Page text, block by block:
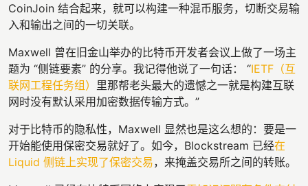
CoinJoin 结合起来，就可以构建一种混币服务，切断交易输
入和输出之间的一切关联。
Maxwell 曾在旧金山举办的比特币开发者会议上做了一场主
题为 “侧链要素” 的分享。我记得他说了一句话： “IETF（互
联网工程任务组） 里那帮老头最大的遗憾之一就是构建互联
网时没有默认采用加密数据传输方式。”
对于比特币的隐私性，Maxwell 显然也是这么想的：要是一
开始能使用保密交易就好了。如今，Blockstream 已经在
Liquid 侧链上实现了保密交易，来掩盖交易所之间的转账。